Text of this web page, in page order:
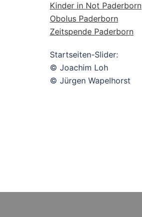
Kinder in Not Paderborn
Obolus Paderborn
Zeitspende Paderborn
Startseiten-Slider:
© Joachim Loh
© Jürgen Wapelhorst